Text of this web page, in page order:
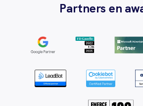
Partners en